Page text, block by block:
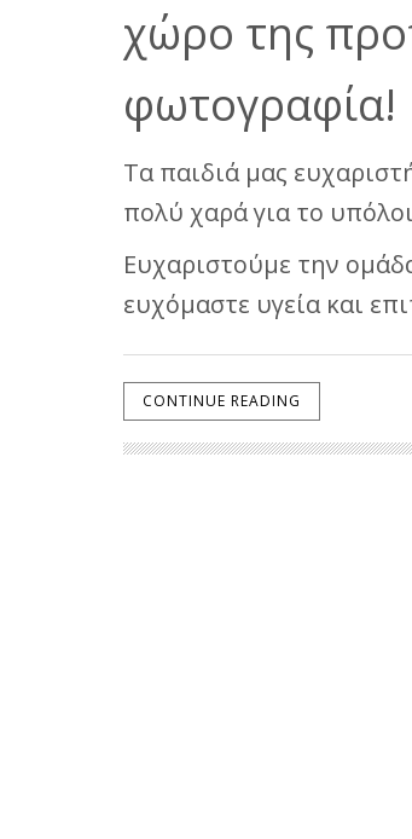
χώρο της
φωτογραφία!
Τα παιδιά μας
πολύ χαρά για το
Ευχαριστούμε την
ευχόμαστε υγεία και
CONTINUE READING